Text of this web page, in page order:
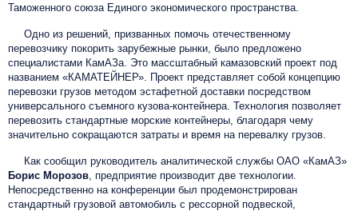
Таможенного союза Единого экономического пространства.
Одно из решений, призванных помочь отечественному
перевозчику покорить зарубежные рынки, было предложено
специалистами КамАЗа. Это массштабный камазовский проект под
названием «КАМАТЕЙНЕР». Проект представляет собой концепцию
перевозки грузов методом эстафетной доставки посредством
универсального съемного кузова-контейнера. Технология позволяет
перевозить стандартные морские контейнеры, благодаря чему
значительно сокращаются затраты и время на перевалку грузов.
Как сообщил руководитель аналитической службы ОАО «КамАЗ»
Борис Морозов , предприятие производит две технологии.
Непосредственно на конференции был продемонстрирован
стандартный грузовой автомобиль с рессорной подвеской,